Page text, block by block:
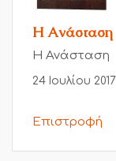
Η Ανάσταση
Η Ανάσταση
24 Ιουλίου 2017
Επιστροφή